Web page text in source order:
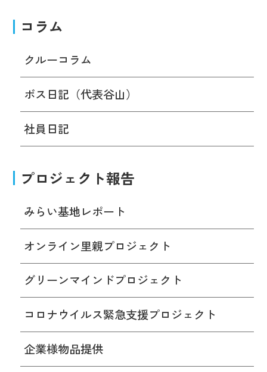
コラム
クルーコラム
ボス日記（代表谷山）
社員日記
プロジェクト報告
みらい基地レポート
オンライン里親プロジェクト
グリーンマインドプロジェクト
コロナウイルス緊急支援プロジェクト
企業様物品提供